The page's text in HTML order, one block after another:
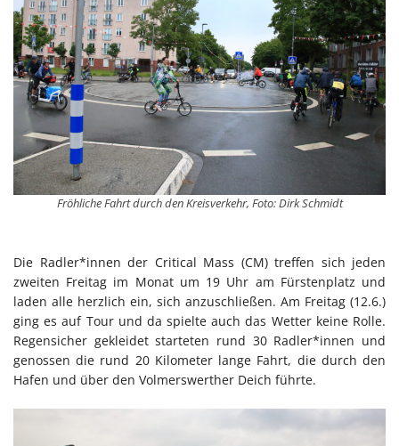
Fröhliche Fahrt durch den Kreisverkehr, Foto: Dirk Schmidt
Die Radler*innen der Critical Mass (CM) treffen sich jeden
zweiten Freitag im Monat um 19 Uhr am Fürstenplatz und
laden alle herzlich ein, sich anzuschließen. Am Freitag (12.6.)
ging es auf Tour und da spielte auch das Wetter keine Rolle.
Regensicher gekleidet starteten rund 30 Radler*innen und
genossen die rund 20 Kilometer lange Fahrt, die durch den
Hafen und über den Volmerswerther Deich führte.